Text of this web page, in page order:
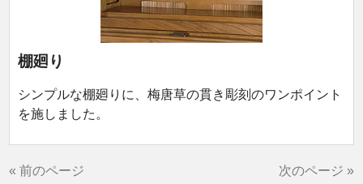
棚廻り
シンプルな棚廻りに、梅唐草の貫き彫刻のワンポイント
を施しました。
« 前のページ 次のページ »